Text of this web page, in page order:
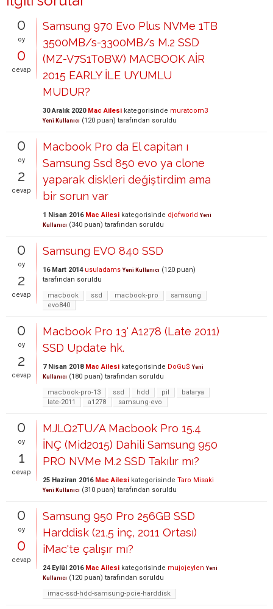
0
oy
0
cevap
Samsung 970 Evo Plus NVMe 1TB
3500MB/s-3300MB/s M.2 SSD
(MZ-V7S1T0BW) MACBOOK AİR
2015 EARLY İLE UYUMLU
MUDUR?
30 Aralık 2020 Mac Ailesi kategorisinde muratcom3
Yeni Kullanıcı (120 puan) tarafından soruldu
0
oy
2
cevap
Macbook Pro da El capitan ı
Samsung Ssd 850 evo ya clone
yaparak diskleri değiştirdim ama
bir sorun var
1 Nisan 2016 Mac Ailesi kategorisinde djofworld Yeni
Kullanıcı (340 puan) tarafından soruldu
0
oy
2
cevap
Samsung EVO 840 SSD
16 Mart 2014 usuladams Yeni Kullanıcı (120 puan)
tarafından soruldu
macbook
ssd macbook-pro
samsung
evo840
0
oy
2
cevap
Macbook Pro 13' A1278 (Late 2011)
SSD Update hk.
7 Nisan 2018 Mac Ailesi kategorisinde DoGu$ Yeni
Kullanıcı (180 puan) tarafından soruldu
macbook-pro-13
ssd hdd pil
batarya
late-2011
a1278 samsung-evo
0
oy
1
cevap
MJLQ2TU/A Macbook Pro 15.4
İNÇ (Mid2015) Dahili Samsung 950
PRO NVMe M.2 SSD Takılır mı?
25 Haziran 2016 Mac Ailesi kategorisinde Taro Misaki
Yeni Kullanıcı (310 puan) tarafından soruldu
0
oy
0
cevap
Samsung 950 Pro 256GB SSD
Harddisk (21,5 inç, 2011 Ortası)
iMac'te çalışır mı?
24 Eylül 2016 Mac Ailesi kategorisinde mujojeylen Yeni
Kullanıcı (120 puan) tarafından soruldu
imac-ssd-hdd-samsung-pcie-harddisk